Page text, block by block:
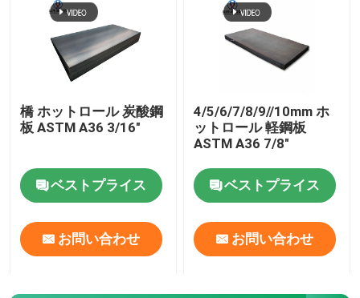
橋 ホットロール 炭酸鋼
板 ASTM A36 3/16"
ベストプライス
お問い合わせ
4/5/6/7/8/9//10mm ホ
ットロール 軽鋼板
ASTM A36 7/8"
ベストプライス
お問い合わせ